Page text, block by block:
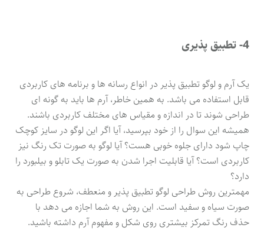
4- تطبیق پذیری
یک آرم و لوگو تطبیق پذیر در انواع رسانه ها و برنامه های کاربردی
قابل استفاده می باشد. به همین خاطر، آرم ها باید به گونه ای
طراحی شوند تا در اندازه و مقیاس های مختلف کاربردی باشند.
همیشه این سوال را از خود بپرسید، آیا اگر این لوگو در سایز کوچک
چاپ شود دارای جلوه خوبی هست؟ آیا لوگو به صورت تک رنگ نیز
کاربردی است؟ آیا قابلیت اجرا شدن به صورت یک تابلو و بیلبورد را
دارد؟
مهمترین روش طراحی لوگو تطبیق پذیر و منعطف، شروع طراحی به
صورت سیاه و سفید است. این روش به شما اجازه می دهد با
حذف رنگ تمرکز بیشتری روی شکل و مفهوم آرم داشته باشید.